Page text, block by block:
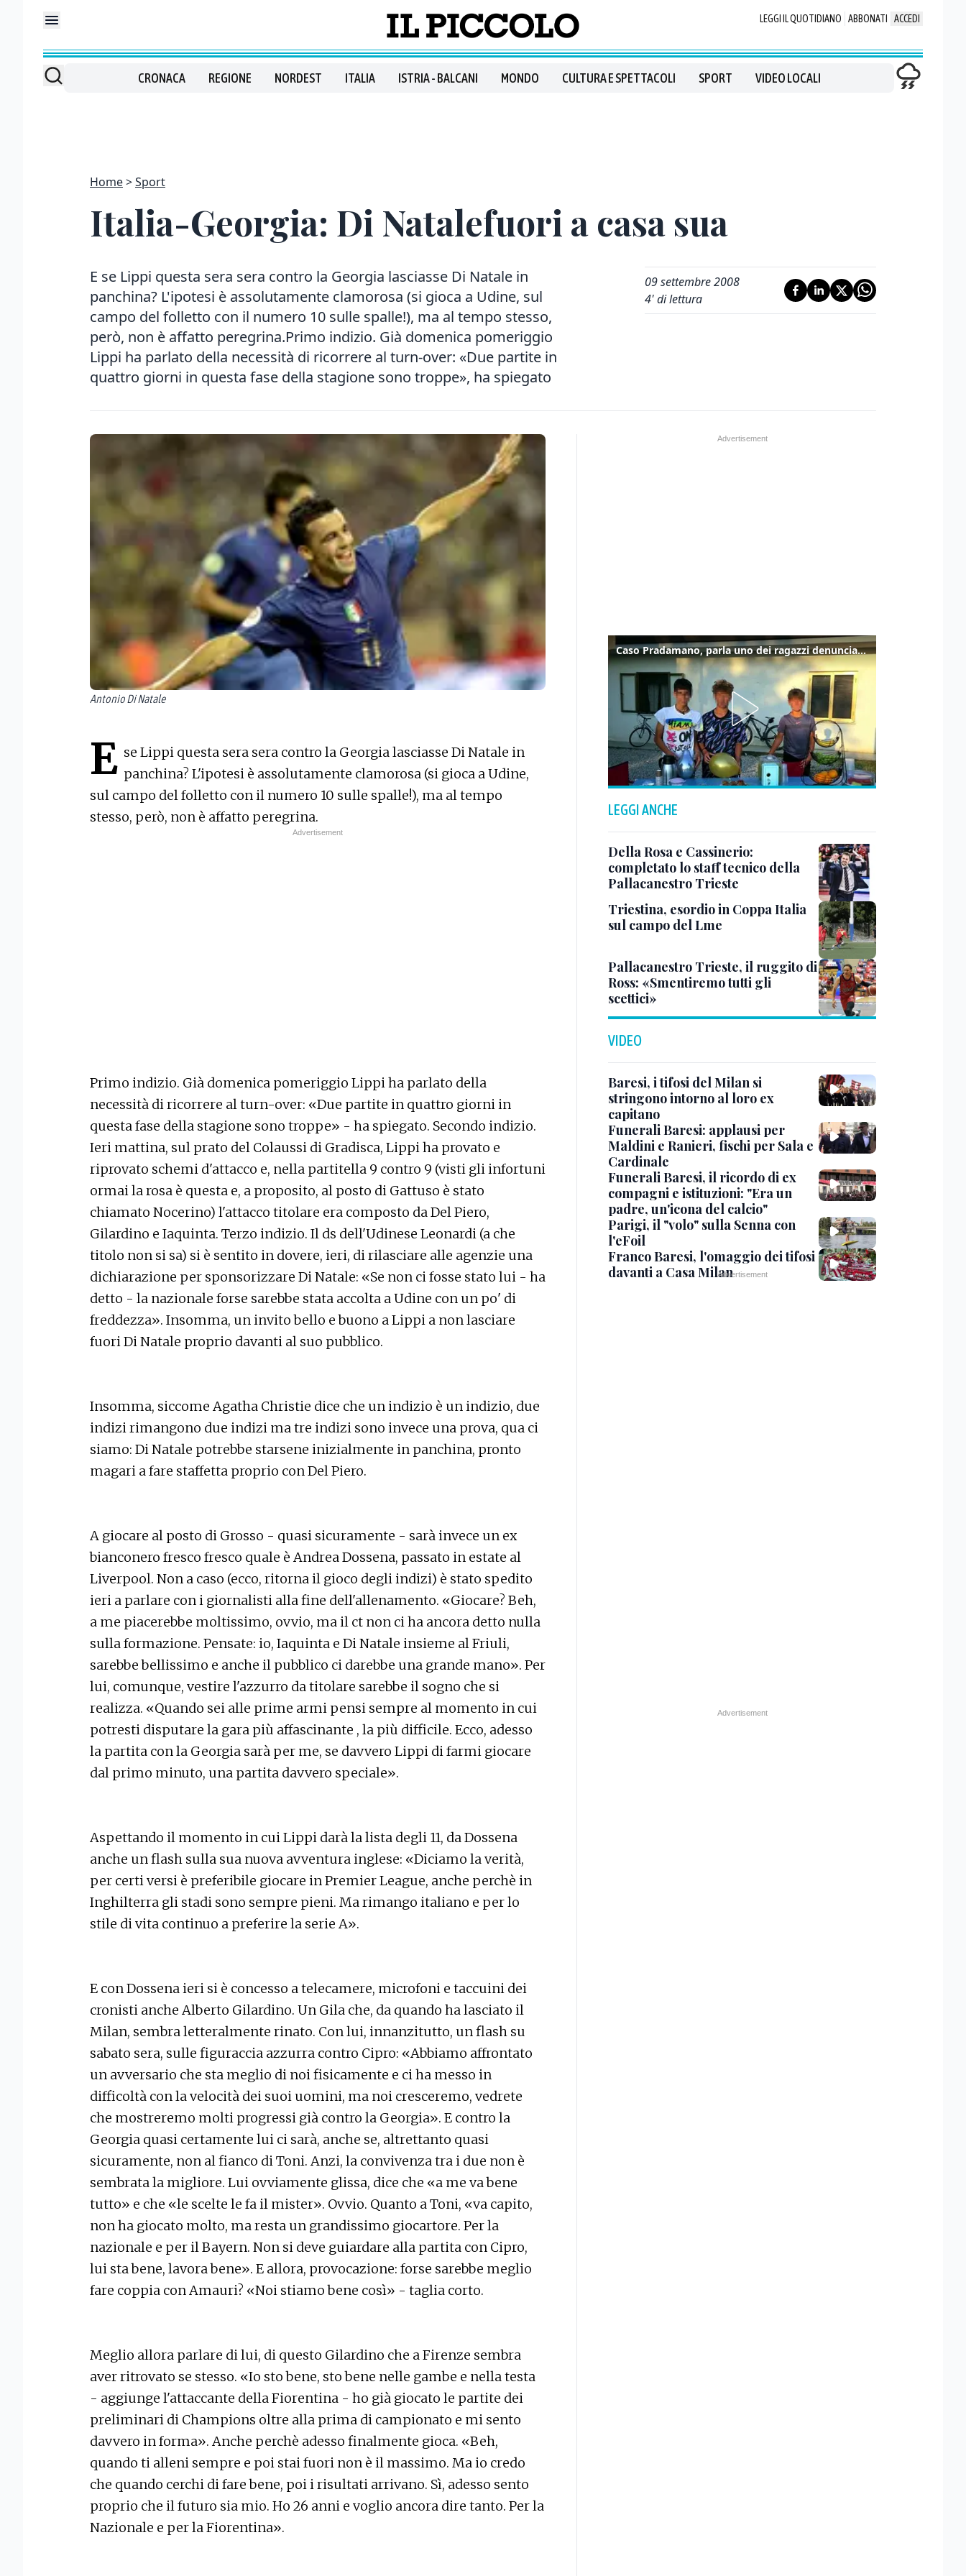
LEGGI IL QUOTIDIANO ABBONATI ACCEDI
CRONACA REGIONE NORDEST ITALIA ISTRIA - BALCANI MONDO CULTURA E SPETTACOLI SPORT VIDEO LOCALI
Home Sport
Italia-Georgia: Di Natalefuori a casa sua
E se Lippi questa sera sera contro la Georgia lasciasse Di Natale in
panchina? L'ipotesi è assolutamente clamorosa (si gioca a Udine, sul
campo del folletto con il numero 10 sulle spalle!), ma al tempo stesso,
però, non è affatto peregrina.Primo indizio. Già domenica pomeriggio
Lippi ha parlato della necessità di ricorrere al turn-over: «Due partite in
quattro giorni in questa fase della stagione sono troppe», ha spiegato
09 settembre 2008
4' di lettura
Antonio Di Natale
E se Lippi questa sera sera contro la Georgia lasciasse Di Natale in
panchina? L'ipotesi è assolutamente clamorosa (si gioca a Udine,
sul campo del folletto con il numero 10 sulle spalle!), ma al tempo
stesso, però, non è affatto peregrina.
Primo indizio. Già domenica pomeriggio Lippi ha parlato della
necessità di ricorrere al turn-over: «Due partite in quattro giorni in
questa fase della stagione sono troppe» - ha spiegato. Secondo indizio.
Ieri mattina, sul prato del Colaussi di Gradisca, Lippi ha provato e
riprovato schemi d'attacco e, nella partitella 9 contro 9 (visti gli infortuni
ormai la rosa è questa e, a proposito, al posto di Gattuso è stato
chiamato Nocerino) l'attacco titolare era composto da Del Piero,
Gilardino e Iaquinta. Terzo indizio. Il ds dell'Udinese Leonardi (a che
titolo non si sa) si è sentito in dovere, ieri, di rilasciare alle agenzie una
dichiarazione per sponsorizzare Di Natale: «Se non ci fosse stato lui - ha
detto - la nazionale forse sarebbe stata accolta a Udine con un po' di
freddezza». Insomma, un invito bello e buono a Lippi a non lasciare
fuori Di Natale proprio davanti al suo pubblico.
Insomma, siccome Agatha Christie dice che un indizio è un indizio, due
indizi rimangono due indizi ma tre indizi sono invece una prova, qua ci
siamo: Di Natale potrebbe starsene inizialmente in panchina, pronto
magari a fare staffetta proprio con Del Piero.
A giocare al posto di Grosso - quasi sicuramente - sarà invece un ex
bianconero fresco fresco quale è Andrea Dossena, passato in estate al
Liverpool. Non a caso (ecco, ritorna il gioco degli indizi) è stato spedito
ieri a parlare con i giornalisti alla fine dell'allenamento. «Giocare? Beh,
a me piacerebbe moltissimo, ovvio, ma il ct non ci ha ancora detto nulla
sulla formazione. Pensate: io, Iaquinta e Di Natale insieme al Friuli,
sarebbe bellissimo e anche il pubblico ci darebbe una grande mano». Per
lui, comunque, vestire l'azzurro da titolare sarebbe il sogno che si
realizza. «Quando sei alle prime armi pensi sempre al momento in cui
potresti disputare la gara più affascinante , la più difficile. Ecco, adesso
la partita con la Georgia sarà per me, se davvero Lippi di farmi giocare
dal primo minuto, una partita davvero speciale».
Aspettando il momento in cui Lippi darà la lista degli 11, da Dossena
anche un flash sulla sua nuova avventura inglese: «Diciamo la verità,
per certi versi è preferibile giocare in Premier League, anche perchè in
Inghilterra gli stadi sono sempre pieni. Ma rimango italiano e per lo
stile di vita continuo a preferire la serie A».
E con Dossena ieri si è concesso a telecamere, microfoni e taccuini dei
cronisti anche Alberto Gilardino. Un Gila che, da quando ha lasciato il
Milan, sembra letteralmente rinato. Con lui, innanzitutto, un flash su
sabato sera, sulle figuraccia azzurra contro Cipro: «Abbiamo affrontato
un avversario che sta meglio di noi fisicamente e ci ha messo in
difficoltà con la velocità dei suoi uomini, ma noi cresceremo, vedrete
che mostreremo molti progressi già contro la Georgia». E contro la
Georgia quasi certamente lui ci sarà, anche se, altrettanto quasi
sicuramente, non al fianco di Toni. Anzi, la convivenza tra i due non è
sembrata la migliore. Lui ovviamente glissa, dice che «a me va bene
tutto» e che «le scelte le fa il mister». Ovvio. Quanto a Toni, «va capito,
non ha giocato molto, ma resta un grandissimo giocartore. Per la
nazionale e per il Bayern. Non si deve guiardare alla partita con Cipro,
lui sta bene, lavora bene». E allora, provocazione: forse sarebbe meglio
fare coppia con Amauri? «Noi stiamo bene così» - taglia corto.
Meglio allora parlare di lui, di questo Gilardino che a Firenze sembra
aver ritrovato se stesso. «Io sto bene, sto bene nelle gambe e nella testa
- aggiunge l'attaccante della Fiorentina - ho già giocato le partite dei
preliminari di Champions oltre alla prima di campionato e mi sento
davvero in forma». Anche perchè adesso finalmente gioca. «Beh,
quando ti alleni sempre e poi stai fuori non è il massimo. Ma io credo
che quando cerchi di fare bene, poi i risultati arrivano. Sì, adesso sento
proprio che il futuro sia mio. Ho 26 anni e voglio ancora dire tanto. Per la
Nazionale e per la Fiorentina».
Caso Pradamano, parla uno dei ragazzi denunciati per la limonata: "Volevo anche aiutare i miei"
LEGGI ANCHE
Della Rosa e Cassinerio:
completato lo staff tecnico della
Pallacanestro Trieste
Triestina, esordio in Coppa Italia
sul campo del Lme
Pallacanestro Trieste, il ruggito di
Ross: «Smentiremo tutti gli
scettici»
VIDEO
Baresi, i tifosi del Milan si
stringono intorno al loro ex
capitano
Funerali Baresi: applausi per
Maldini e Ranieri, fischi per Sala e
Cardinale
Funerali Baresi, il ricordo di ex
compagni e istituzioni: "Era un
padre, un'icona del calcio"
Parigi, il "volo" sulla Senna con
l'eFoil
Franco Baresi, l'omaggio dei tifosi
davanti a Casa Milan